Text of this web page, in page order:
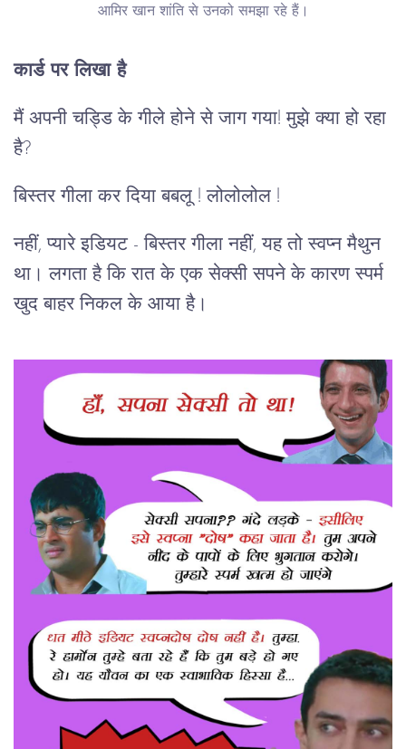
आमिर खान शांति से उनको समझा रहे हैं।
कार्ड पर लिखा है
मैं अपनी चड्डि के गीले होने से जाग गया! मुझे क्या हो रहा
है?
बिस्तर गीला कर दिया बबलू ! लोलोलोल !
नहीं, प्यारे इडियट - बिस्तर गीला नहीं, यह तो स्वप्न मैथुन
था। लगता है कि रात के एक सेक्सी सपने के कारण स्पर्म
खुद बाहर निकल के आया है।